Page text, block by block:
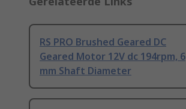
RS PRO Brushed Geared DC
Geared Motor 12V dc 194rpm, 6
mm Shaft Diameter